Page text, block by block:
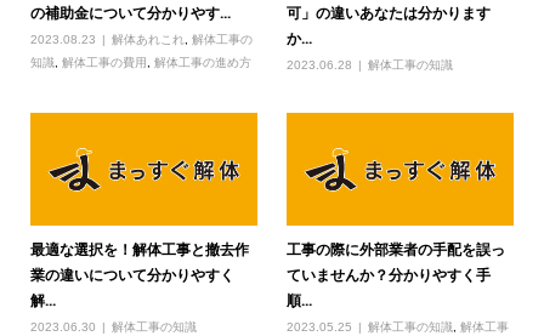
の補助金について分かりやす...
2023.08.23 解体あれこれ
解体工事の
知識
解体工事の費用 解体工事の進め方
可」の違いあなたは分かります
か...
2023.06.28 解体工事の知識
最適な選択を！解体工事と撤去作
業の違いについて分かりやすく
解...
2023.06.30 解体工事の知識
工事の際に外部業者の手配を誤っ
ていませんか？分かりやすく手
順...
2023.05.25 解体工事の知識,解体工事